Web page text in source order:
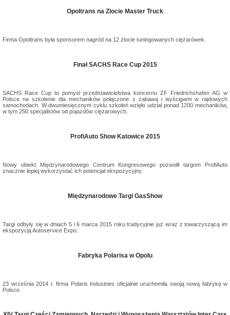
Opoltrans na Zlocie Master Truck
Firma Opoltrans była sponsorem nagród na 12 zlocie tuningowanych ciężarówek.
Finał SACHS Race Cup 2015
SACHS Race Cup to pomysł przedstawicielstwa koncernu ZF Friedrichshafen AG w
Polsce na szkolenie dla mechaników połączone z zabawą i wyścigami w rajdowych
samochodach. W dwumiesięcznym cyklu szkoleń wzięło udział ponad 1200 mechaników,
w tym 250 specjalistów od pojazdów ciężarowych.
ProfiAuto Show Katowice 2015
Nowy obiekt Międzynarodowego Centrum Kongresowego pozwolił targom ProfiAuto
znacznie lepiej wykorzystać ich potencjał ekspozycyjny.
Międzynarodowe Targi GasShow
Targi odbyły się w dniach 5 i 6 marca 2015 roku tradycyjnie już wraz z towarzyszącą im
ekspozycją Autoservice Expo.
Fabryka Polarisa w Opolu
23 września 2014 r. firma Polaris Industries oficjalnie uruchomiła swoją nową fabrykę w
Polsce.